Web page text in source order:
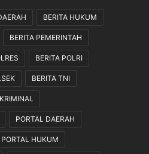
BERITA HUKUM
BERITA PEMERINTAH
BERITA POLRI
BERITA TNI
PORTAL DAERAH
PORTAL HUKUM